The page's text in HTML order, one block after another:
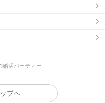
婚活パーティー
プへ